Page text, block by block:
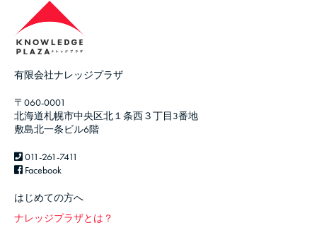
有限会社ナレッジプラザ
〒060-0001
北海道札幌市中央区北１条西３丁目3番地
敷島北一条ビル6階
011-261-7411
Facebook
はじめての方へ
ナレッジプラザとは？